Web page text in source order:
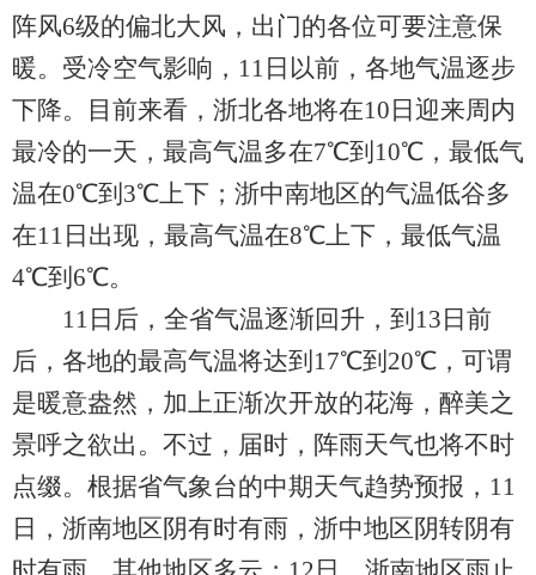
阵风6级的偏北大风，出门的各位可要注意保
暖。受冷空气影响，11日以前，各地气温逐步
下降。目前来看，浙北各地将在10日迎来周内
最冷的一天，最高气温多在7℃到10℃，最低气
温在0℃到3℃上下；浙中南地区的气温低谷多
在11日出现，最高气温在8℃上下，最低气温
4℃到6℃。
11日后，全省气温逐渐回升，到13日前
后，各地的最高气温将达到17℃到20℃，可谓
是暖意盎然，加上正渐次开放的花海，醉美之
景呼之欲出。不过，届时，阵雨天气也将不时
点缀。根据省气象台的中期天气趋势预报，11
日，浙南地区阴有时有雨，浙中地区阴转阴有